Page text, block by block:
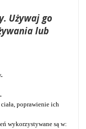
Używaj go
lub
poprawienie ich
wykorzystywane są w: